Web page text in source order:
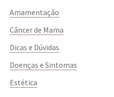
Amamentação
Câncer de Mama
Dicas e Dúvidas
Doenças e Sintomas
Estética